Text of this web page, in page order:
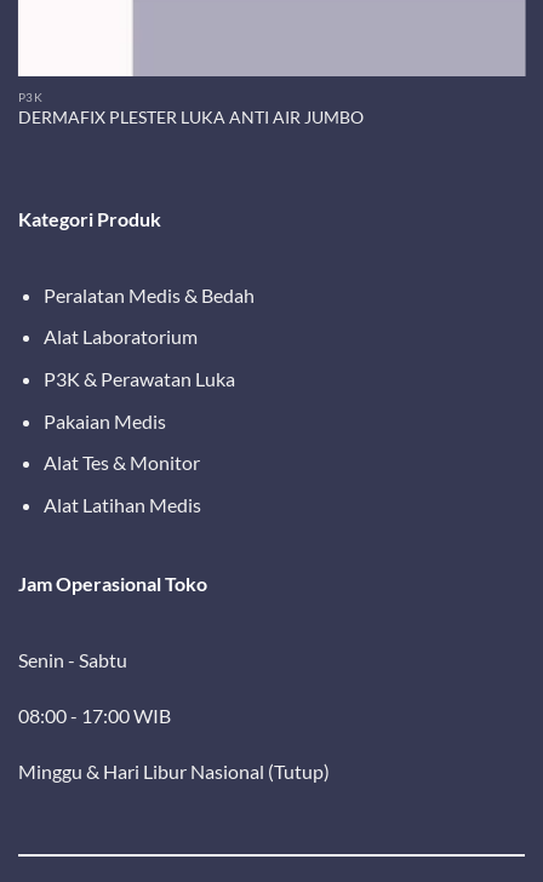
P3K
DERMAFIX PLESTER LUKA ANTI AIR JUMBO
Kategori Produk
Peralatan Medis & Bedah
Alat Laboratorium
P3K & Perawatan Luka
Pakaian Medis
Alat Tes & Monitor
Alat Latihan Medis
Jam Operasional Toko
Senin - Sabtu
08:00 - 17:00 WIB
Minggu & Hari Libur Nasional (Tutup)